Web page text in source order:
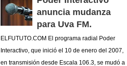
anuncia mudanza
para Uva FM.
ELFUTUTO.COM El programa radial Poder
Interactivo, que inició el 10 de enero del 2007,
en transmisión desde Escala 106.3, se mudó a